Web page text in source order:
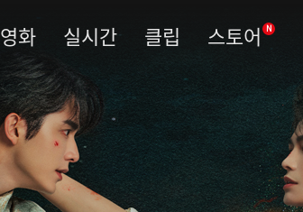
영화 실시간 클립 스토어 N